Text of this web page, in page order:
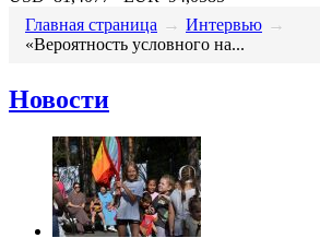
Главная страница → Интервью →
​«Вероятность условного на...
Новости